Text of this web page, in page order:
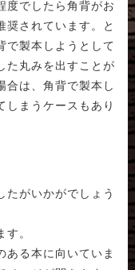
度でしたら角背がお
奨されています。と
で製本しようとして
た丸みを出すことが
合は、角背で製本し
しまうケースもあり
たがいかがでしょう
。
ある本に向いていま